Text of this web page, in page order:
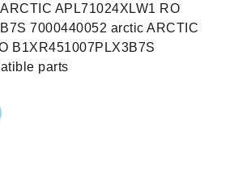
APL71024XLW1 RO
7000440052 arctic ARCTIC
B1XR451007PLX3B7S
parts